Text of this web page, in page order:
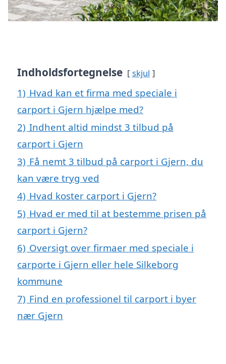
Indholdsfortegnelse skjul
1) Hvad kan et firma med speciale i
carport i Gjern hjælpe med?
2) Indhent altid mindst 3 tilbud på
carport i Gjern
3) Få nemt 3 tilbud på carport i Gjern, du
kan være tryg ved
4) Hvad koster carport i Gjern?
5) Hvad er med til at bestemme prisen på
carport i Gjern?
6) Oversigt over firmaer med speciale i
carporte i Gjern eller hele Silkeborg
kommune
7) Find en professionel til carport i byer
nær Gjern